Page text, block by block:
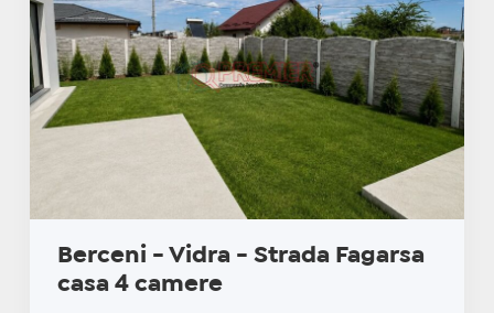
Berceni - Vidra - Strada Fagarsa
casa 4 camere